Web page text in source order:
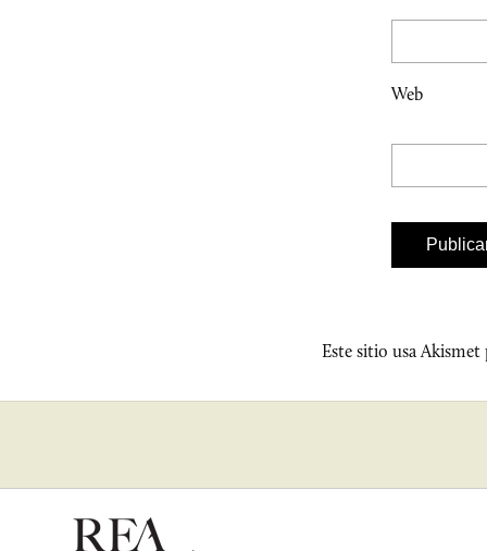
Web
Este sitio usa